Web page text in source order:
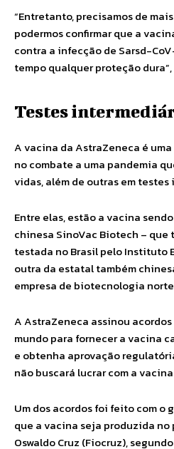
“Entretanto, precisamos de
podermos confirmar que a
contra a infecção de Sarsd-
tempo qualquer proteção
Testes
A vacina da AstraZeneca é
no combate a uma pandemia
vidas, além de outras em
Entre elas, estão a vacina
chinesa SinoVac Biotech – que
testada no Brasil pelo Instituto
outra da estatal também
empresa de biotecnologia
A AstraZeneca assinou
mundo para fornecer a vacina
e obtenha aprovação
não buscará lucrar com a
Um dos acordos foi feito com o
que a vacina seja produzida no
Oswaldo Cruz (Fiocruz),